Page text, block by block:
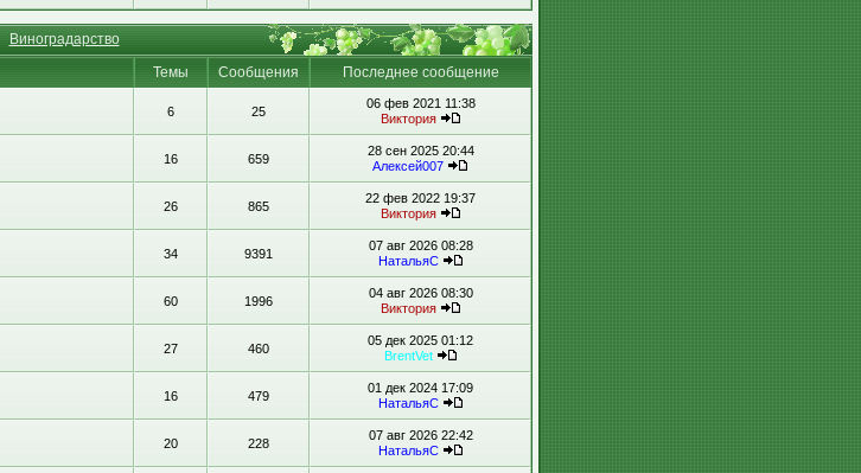
Виноградарство
Темы Сообщения
Последнее сообщение
6 25
06 фев 2021 11:38
Виктория
16 659
28 сен 2025 20:44
Алексей007
26 865
22 фев 2022 19:37
Виктория
34 9391
07 авг 2026 08:28
НатальяС
60 1996
04 авг 2026 08:30
Виктория
27 460
05 дек 2025 01:12
BrentVet
16 479
01 дек 2024 17:09
НатальяС
20 228
07 авг 2026 22:42
НатальяС